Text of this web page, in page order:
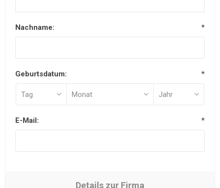
Nachname: *
Geburtsdatum: *
E-Mail: *
Details zur Firma